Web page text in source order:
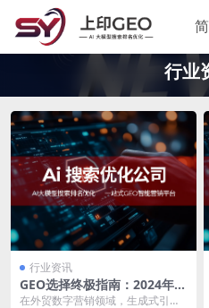
行业
行业资讯
GEO选择终极指南：2024年外
贸营销必备策略
在外贸数字营销领域，生成式引擎